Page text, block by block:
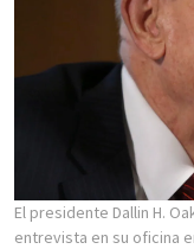
El presidente Dallin H.
entrevista en su oficina